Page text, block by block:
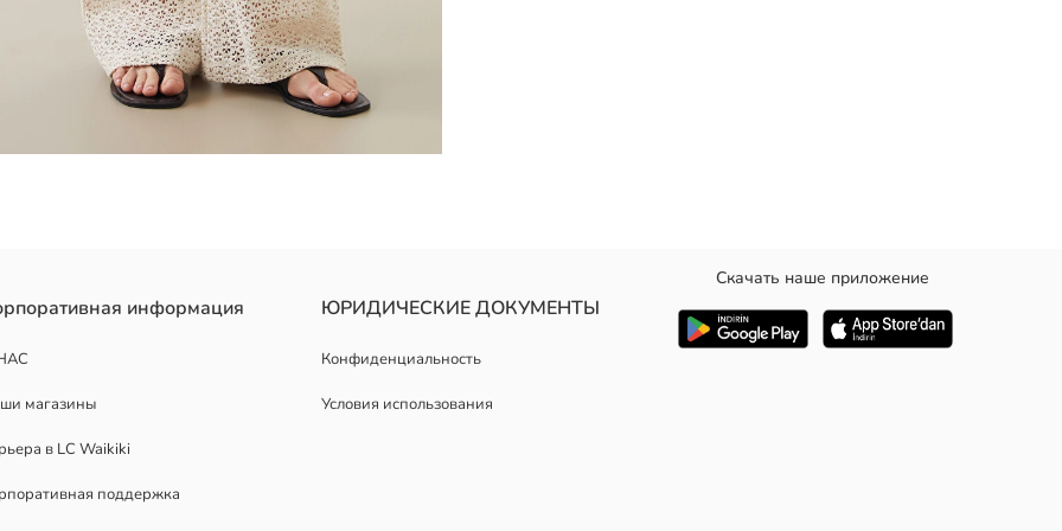
информация
магазины
в LC Waikiki
поддержка
ЮРИДИЧЕСКИЕ ДОКУМЕНТЫ
Конфиденциальность
Условия использования
Скачать наше приложение